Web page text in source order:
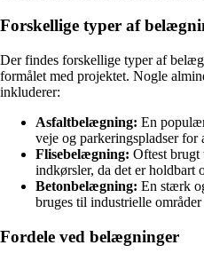
Forskellige typer af
Der findes forskellige typer af
formålet med projektet. Nogle
inkluderer:
Asfaltbelægning: En
veje og parkeringspladser
Flisebelægning: Oftest brugt
indkørsler, da det er holdbart
Betonbelægning: En stærk
bruges til industrielle
Fordele ved belægninger